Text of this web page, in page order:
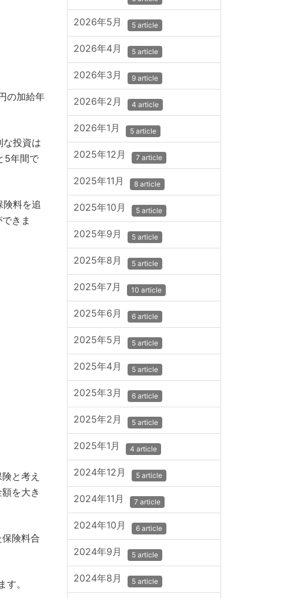
の加給年
投資は
5年間で
料を追
きま
と考え
を大き
険料合
。
2026年5月 5 article
2026年4月 5 article
2026年3月 9 article
2026年2月 4 article
2026年1月 5 article
2025年12月 7 article
2025年11月 8 article
2025年10月 5 article
2025年9月 5 article
2025年8月 5 article
2025年7月 10 article
2025年6月 6 article
2025年5月 5 article
2025年4月 5 article
2025年3月 6 article
2025年2月 5 article
2025年1月 4 article
2024年12月 5 article
2024年11月 7 article
2024年10月 6 article
2024年9月 5 article
2024年8月 5 article